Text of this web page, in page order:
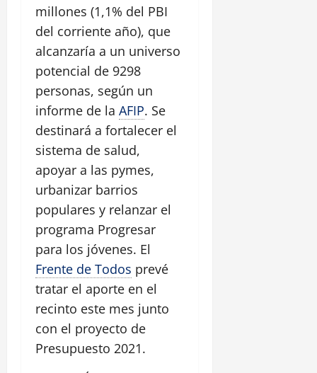
millones (1,1% del PBI
del corriente año), que
alcanzaría a un universo
potencial de 9298
personas, según un
informe de la AFIP. Se
destinará a fortalecer el
sistema de salud,
apoyar a las pymes,
urbanizar barrios
populares y relanzar el
programa Progresar
para los jóvenes. El
Frente de Todos prevé
tratar el aporte en el
recinto este mes junto
con el proyecto de
Presupuesto 2021.